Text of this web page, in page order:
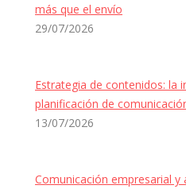
más que el envío
29/07/2026
Estrategia de contenidos: la
planificación de
13/07/2026
Comunicación empresarial y